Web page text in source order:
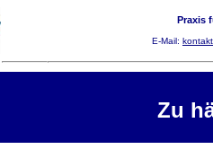
Praxis
E-Mail:
Zu